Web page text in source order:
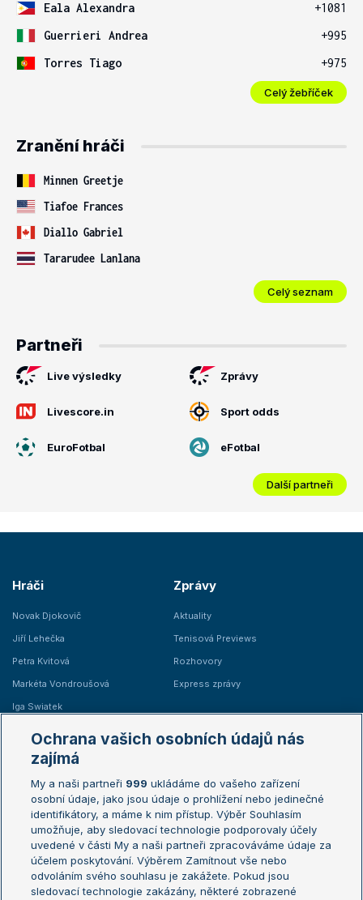
Eala Alexandra
+1081
Guerrieri Andrea
+995
Torres Tiago
+975
Celý žebříček
Zranění hráči
Minnen Greetje
Tiafoe Frances
Diallo Gabriel
Tararudee Lanlana
Celý seznam
Partneři
Live výsledky Zprávy
Livescore.in Sport odds
EuroFotbal eFotbal
Další partneři
Hráči
Novak Djokovič
Jiří Lehečka
Petra Kvitová
Markéta Vondroušová
Iga Swiatek
Zprávy
Aktuality
Tenisová Previews
Rozhovory
Express zprávy
Žebříčky
Žebříček ATP (muži)
Žebříček WTA (ženy)
Sázkařský žebříček
Australian Open
French Open
Wimbledon
US Open
Turnaj mistrů
Turnaj mistryň
Ochrana vašich osobních údajů nás
zajímá
My a naši partneři 999 ukládáme do vašeho zařízení
osobní údaje, jako jsou údaje o prohlížení nebo jedinečné
identifikátory, a máme k nim přístup. Výběr Souhlasím
umožňuje, aby sledovací technologie podporovaly účely
uvedené v části My a naši partneři zpracováváme údaje za
účelem poskytování. Výběrem Zamítnout vše nebo
odvoláním svého souhlasu je zakážete. Pokud jsou
sledovací technologie zakázány, některé zobrazené